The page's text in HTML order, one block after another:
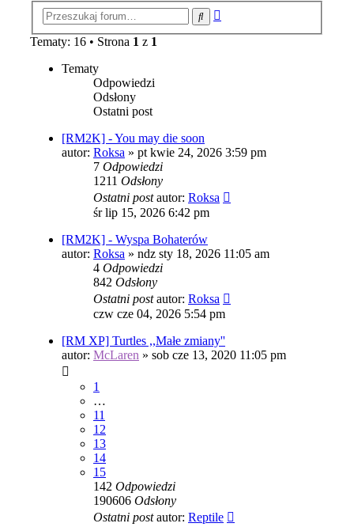
Szukaj
Tematy: 16 • Strona 1 z 1
Tematy
Odpowiedzi
Odsłony
Ostatni post
[RM2K] - You may die soon
autor: Roksa » pt kwie 24, 2026 3:59 pm
7 Odpowiedzi
1211 Odsłony
Ostatni postautor: Roksa
śr lip 15, 2026 6:42 pm
[RM2K] - Wyspa Bohaterów
autor: Roksa » ndz sty 18, 2026 11:05 am
4 Odpowiedzi
842 Odsłony
Ostatni postautor: Roksa
czw cze 04, 2026 5:54 pm
[RM XP] Turtles ,,Małe zmiany''
autor: McLaren » sob cze 13, 2020 11:05 pm
1
…
11
12
13
14
15
142 Odpowiedzi
190606 Odsłony
Ostatni postautor: Reptile